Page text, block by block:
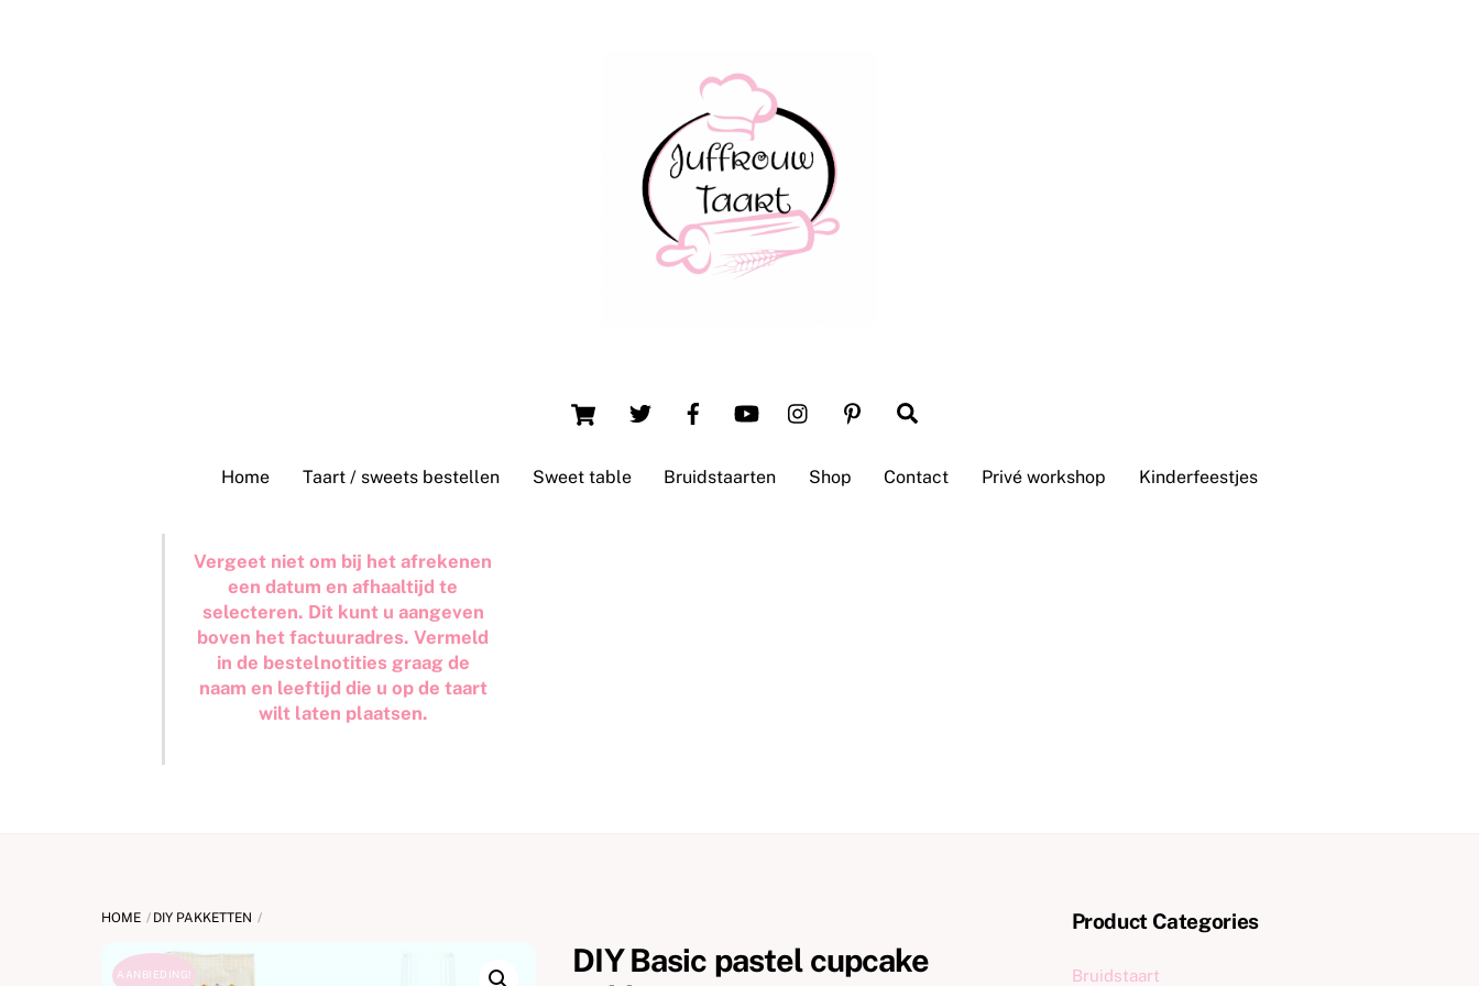
Cart
Home Taart / sweets bestellen Sweet table Bruidstaarten Shop Contact Privé workshop Kinderfeestjes
Vergeet niet om bij het afrekenen
een datum en afhaaltijd te
selecteren. Dit kunt u aangeven
boven het factuuradres. Vermeld
in de bestelnotities graag de
naam en leeftijd die u op de taart
wilt laten plaatsen.
HOME DIY PAKKETTEN
AANBIEDING!
DIY Basic pastel cupcake
Product Categories
Bruidstaart
Top